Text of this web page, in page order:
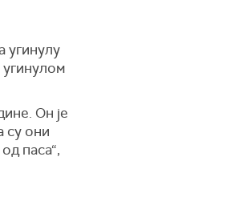
угинулу
угинулом
Он је
су они
паса“,